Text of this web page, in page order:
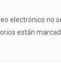
electrónico no
están